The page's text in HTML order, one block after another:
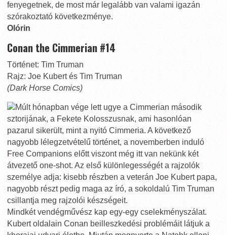
fenyegetnek, de most már legalább van valami igazán
szórakoztató következménye.
Olórin
Conan the Cimmerian #14
Történet: Tim Truman
Rajz: Joe Kubert és Tim Truman
(Dark Horse Comics)
Múlt hónapban vége lett ugye a Cimmerian második
sztorijának, a Fekete Kolosszusnak, ami hasonlóan
pazarul sikerült, mint a nyitó Cimmeria. A következő
nagyobb lélegzetvételű történet, a novemberben induló
Free Companions előtt viszont még itt van nekünk két
átvezető one-shot. Az első különlegességét a rajzolók
személye adja: kisebb részben a veterán Joe Kubert papa,
nagyobb részt pedig maga az író, a sokoldalú Tim Truman
csillantja meg rajzolói készségeit.
Mindkét vendégművész kap egy-egy cselekményszálat.
Kubert oldalain Conan beilleszkedési problémáit látjuk a